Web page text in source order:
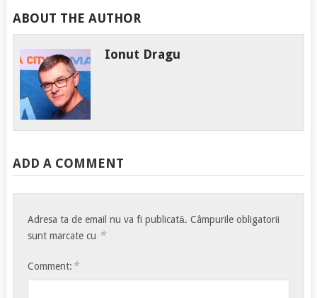
ABOUT THE AUTHOR
Ionut Dragu
ADD A COMMENT
Adresa ta de email nu va fi publicată. Câmpurile obligatorii
sunt marcate cu *
Comment: *